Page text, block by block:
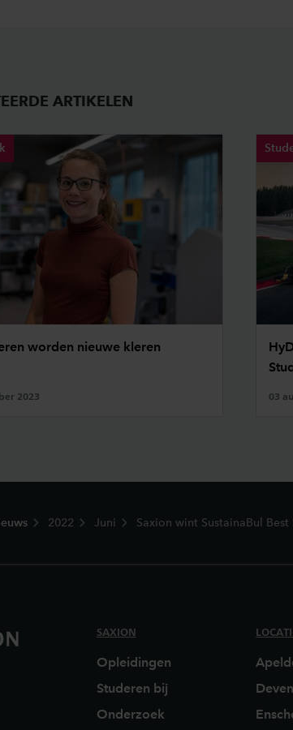
ARTIKELEN
worden nieuwe kleren
2023 03
2022 Juni Saxion wint SustainaBul
SAXION
Opleidingen
Studeren bij
Onderzoek